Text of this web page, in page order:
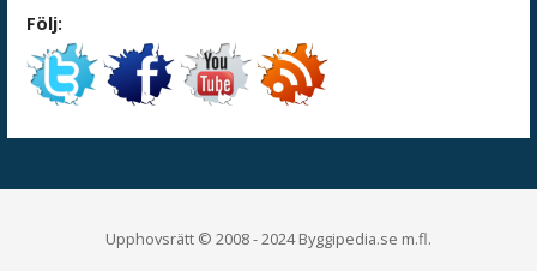
Följ:
Upphovsrätt © 2008 - 2024 Byggipedia.se m.fl.